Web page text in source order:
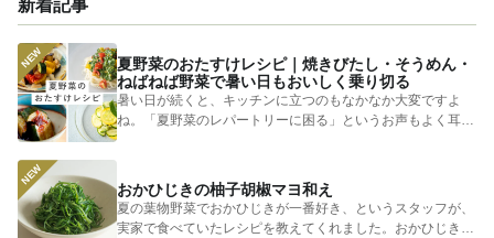
新着記事
夏野菜のおたすけレシピ｜焼きびたし・そうめん・
ねばねば野菜で暑い日もおいしく乗り切る
暑い日が続くと、キッチンに立つのもなかなか大変ですよ
ね。「夏野菜のレパートリーに困る」というお声もよく耳に
します。 そ...
おかひじきの柚子胡椒マヨ和え
夏の葉物野菜でおかひじきが一番好き、というスタッフが、
実家で食べていたレシピを教えてくれました。おかひじきの